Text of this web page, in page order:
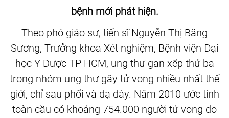
bệnh mới phát hiện.
Theo phó giáo sư, tiến sĩ Nguyễn Thị Băng
Sương, Trưởng khoa Xét nghiệm, Bệnh viện Đại
học Y Dược TP HCM, ung thư gan xếp thứ ba
trong nhóm ung thư gây tử vong nhiều nhất thế
giới, chỉ sau phổi và dạ dày. Năm 2010 ước tính
toàn cầu có khoảng 754.000 người tử vong do